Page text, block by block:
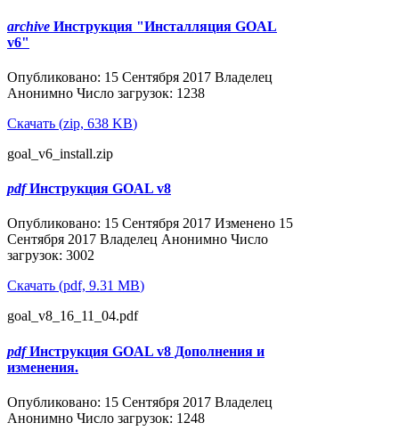
archive Инструкция "Инсталляция GOAL
v6"
Опубликовано: 15 Сентября 2017 Владелец
Анонимно Число загрузок: 1238
Скачать (zip, 638 KB)
goal_v6_install.zip
pdf Инструкция GOAL v8
Опубликовано: 15 Сентября 2017 Изменено 15
Сентября 2017 Владелец Анонимно Число
загрузок: 3002
Скачать (pdf, 9.31 MB)
goal_v8_16_11_04.pdf
pdf Инструкция GOAL v8 Дополнения и
изменения.
Опубликовано: 15 Сентября 2017 Владелец
Анонимно Число загрузок: 1248